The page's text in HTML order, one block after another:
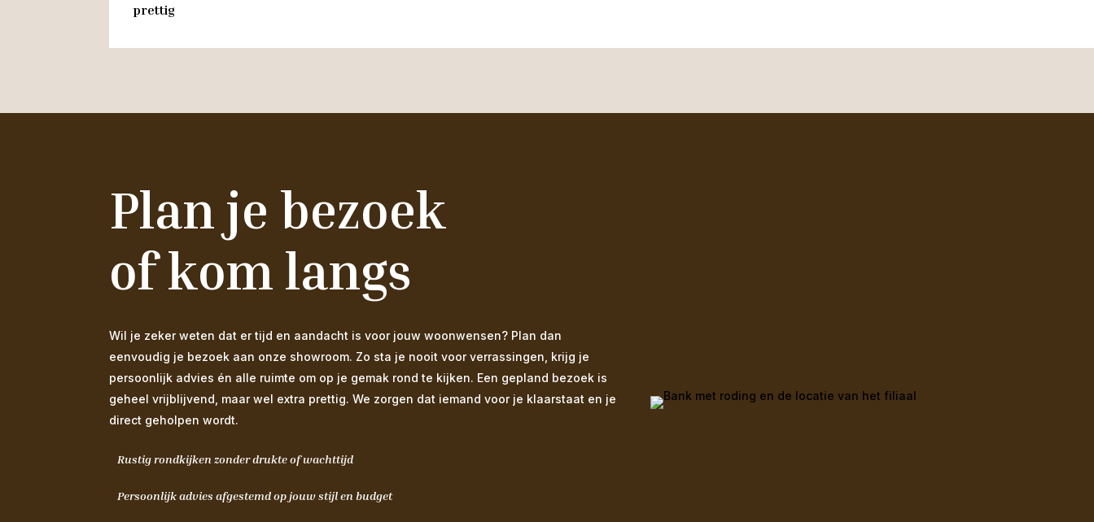
prettig
Plan je bezoek
of kom langs
Wil je zeker weten dat er tijd en aandacht is voor jouw woonwensen? Plan dan
eenvoudig je bezoek aan onze showroom. Zo sta je nooit voor verrassingen, krijg je
persoonlijk advies én alle ruimte om op je gemak rond te kijken. Een gepland bezoek is
geheel vrijblijvend, maar wel extra prettig. We zorgen dat iemand voor je klaarstaat en je
direct geholpen wordt.
Rustig rondkijken zonder drukte of wachttijd
Persoonlijk advies afgestemd op jouw stijl en budget